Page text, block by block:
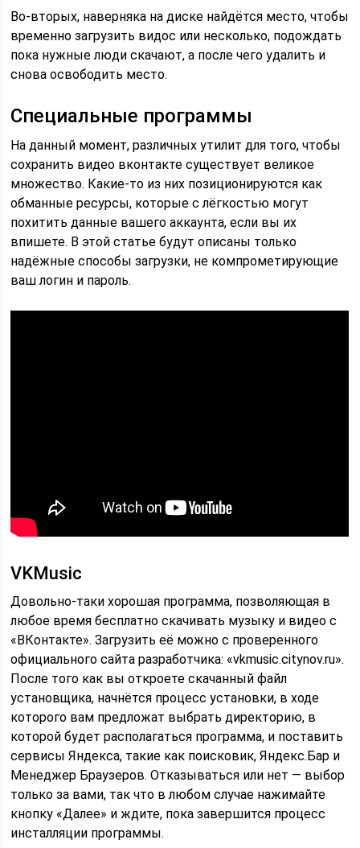
Во-вторых, наверняка на диске найдётся место, чтобы
временно загрузить видос или несколько, подождать
пока нужные люди скачают, а после чего удалить и
снова освободить место.
Специальные программы
На данный момент, различных утилит для того, чтобы
сохранить видео вконтакте существует великое
множество. Какие-то из них позиционируются как
обманные ресурсы, которые с лёгкостью могут
похитить данные вашего аккаунта, если вы их
впишете. В этой статье будут описаны только
надёжные способы загрузки, не компрометирующие
ваш логин и пароль.
VKMusic
Довольно-таки хорошая программа, позволяющая в
любое время бесплатно скачивать музыку и видео с
«ВКонтакте». Загрузить её можно с проверенного
официального сайта разработчика: «vkmusic.citynov.ru».
После того как вы откроете скачанный файл
установщика, начнётся процесс установки, в ходе
которого вам предложат выбрать директорию, в
которой будет располагаться программа, и поставить
сервисы Яндекса, такие как поисковик, Яндекс.Бар и
Менеджер Браузеров. Отказываться или нет — выбор
только за вами, так что в любом случае нажимайте
кнопку «Далее» и ждите, пока завершится процесс
инсталляции программы.